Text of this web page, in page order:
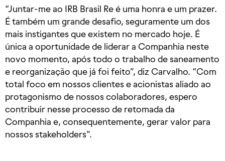
“Juntar-me ao IRB Brasil Re é uma honra e um prazer.
É também um grande desafio, seguramente um dos
mais instigantes que existem no mercado hoje. É
única a oportunidade de liderar a Companhia neste
novo momento, após todo o trabalho de saneamento
e reorganização que já foi feito”, diz Carvalho. “Com
total foco em nossos clientes e acionistas aliado ao
protagonismo de nossos colaboradores, espero
contribuir nesse processo de retomada da
Companhia e, consequentemente, gerar valor para
nossos stakeholders”.